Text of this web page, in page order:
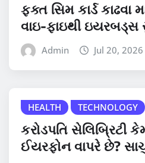
ફક્ત સિમ કાર્ડ કાઢવા
વાઇ-ફાઇથી ઇયરબડ્સ
Admin Jul 20, 2026
HEALTH TECHNOLOGY
કરોડપતિ સેલિબ્રિટી
ઈયરફોન વાપરે છે?